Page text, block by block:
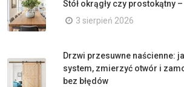
Stół okrągły czy prostokątny
3 sierpień 2026
Drzwi przesuwne naścienne:
system, zmierzyć otwór i
bez błędów